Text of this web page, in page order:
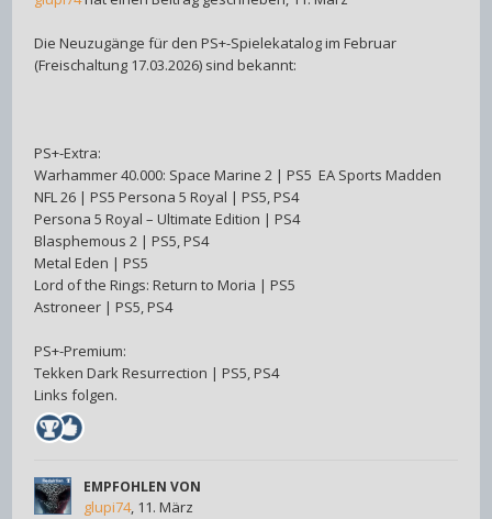
Die Neuzugänge für den PS+-Spielekatalog im Februar
(Freischaltung 17.03.2026) sind bekannt:
PS+-Extra:
Warhammer 40.000: Space Marine 2 | PS5 EA Sports Madden
NFL 26 | PS5 Persona 5 Royal | PS5, PS4
Persona 5 Royal – Ultimate Edition | PS4
Blasphemous 2 | PS5, PS4
Metal Eden | PS5
Lord of the Rings: Return to Moria | PS5
Astroneer | PS5, PS4
PS+-Premium:
Tekken Dark Resurrection | PS5, PS4
Links folgen.
EMPFOHLEN VON
glupi74, 11. März